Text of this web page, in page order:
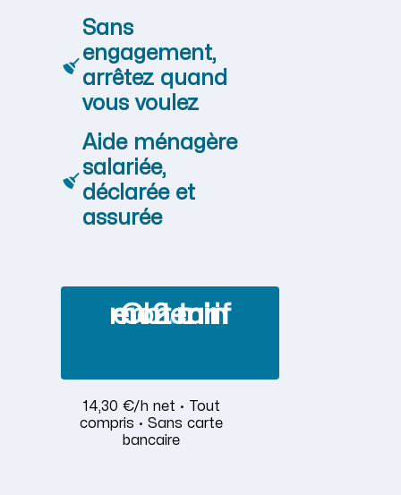
Sans
engagement,
arrêtez quand
vous voulez
Aide ménagère
salariée,
déclarée et
assurée
Obtenir mon tarif en 2 min
14,30 €/h net · Tout
compris · Sans carte
bancaire